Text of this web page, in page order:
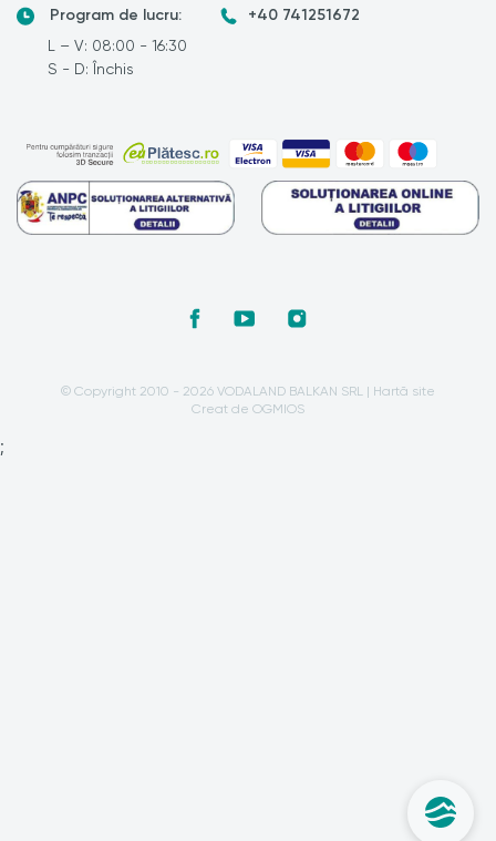
Program de lucru:
L – V: 08:00 - 16:30
S - D: Închis
+40 741251672
© Copyright 2010 - 2026 VODALAND BALKAN SRL | Hartă site
Creat de OGMIOS
;